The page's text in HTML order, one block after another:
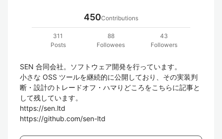
450Contributions
311
Posts
88
Followees
43
Followers
SEN 合同会社。ソフトウェア開発を行っています。
小さな OSS ツールを継続的に公開しており、その実装判
断・設計のトレードオフ・ハマりどころをこちらに記事と
して残しています。
https://sen.ltd
https://github.com/sen-ltd